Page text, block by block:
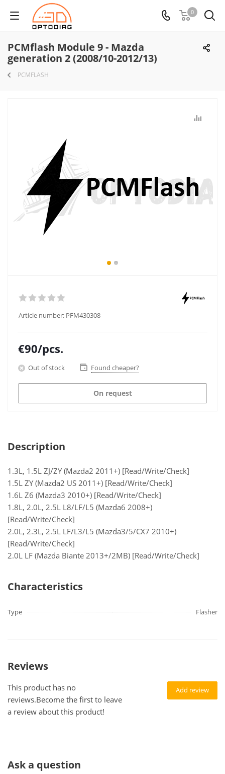
0
PCMflash Module 9 - Mazda
generation 2 (2008/10-2012/13)
PCMFLASH
Article number: PFM430308
€90/pcs.
Out of stock Found cheaper?
On request
Description
1.3L, 1.5L ZJ/ZY (Mazda2 2011+) [Read/Write/Check]
1.5L ZY (Mazda2 US 2011+) [Read/Write/Check]
1.6L Z6 (Mazda3 2010+) [Read/Write/Check]
1.8L, 2.0L, 2.5L L8/LF/L5 (Mazda6 2008+)
[Read/Write/Check]
2.0L, 2.3L, 2.5L LF/L3/L5 (Mazda3/5/CX7 2010+)
[Read/Write/Check]
2.0L LF (Mazda Biante 2013+/2MB) [Read/Write/Check]
Characteristics
Type Flasher
Reviews
Add review
This product has no
reviews.Become the first to leave
a review about this product!
Ask a question